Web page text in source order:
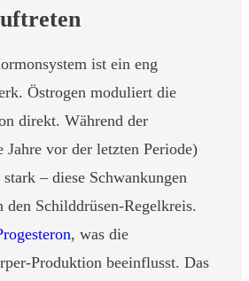
ist ein eng
Östrogen moduliert die
direkt. Während der
Jahre vor der letzten Periode)
– diese Schwankungen
den Schilddrüsen-Regelkreis.
, was die
Produktion beeinflusst. Das